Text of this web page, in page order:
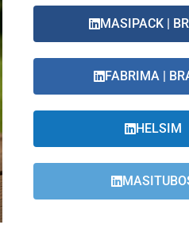
MASIPACK |
FABRIMA |
HELSIM